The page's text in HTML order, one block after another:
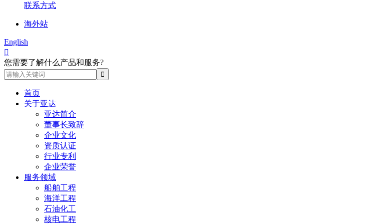
联系方式
海外站
English

您需要了解什么产品和服务?
首页
关于亚达
亚达简介
董事长致辞
企业文化
资质认证
行业专利
企业荣誉
服务领域
船舶工程
海洋工程
石油化工
核电工程